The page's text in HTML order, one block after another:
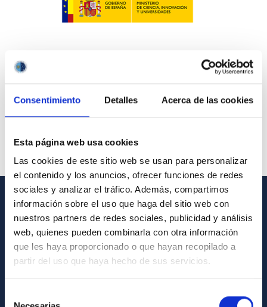
Consentimiento Detalles Acerca de las cookies
Esta página web usa cookies
Las cookies de este sitio web se usan para personalizar
el contenido y los anuncios, ofrecer funciones de redes
sociales y analizar el tráfico. Además, compartimos
información sobre el uso que haga del sitio web con
nuestros partners de redes sociales, publicidad y análisis
web, quienes pueden combinarla con otra información
que les haya proporcionado o que hayan recopilado a
partir del uso que haya hecho de sus servicios.
Contact
How to get to the IAC
List of personnel